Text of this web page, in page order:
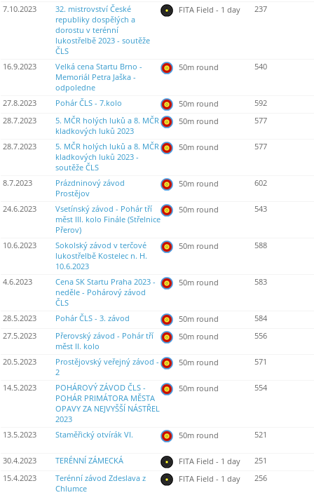
7.10.2023
32. mistrovství České
republiky dospělých a
dorostu v terénní
lukostřelbě 2023 - soutěže
ČLS
FITA Field - 1 day 237
16.9.2023
Velká cena Startu Brno -
Memoriál Petra Jaška -
odpoledne
50m round 540
27.8.2023 Pohár ČLS - 7.kolo 50m round
592
28.7.2023
5. MČR holých luků a 8. MČR
kladkových luků 2023
50m round 577
28.7.2023
5. MČR holých luků a 8. MČR
kladkových luků 2023 -
soutěže ČLS
50m round 577
8.7.2023
Prázdninový závod
Prostějov
50m round 602
24.6.2023
Vsetínský závod - Pohár tří
měst III. kolo Finále (Střelnice
Přerov)
50m round 543
10.6.2023
Sokolský závod v terčové
lukostřelbě Kostelec n. H.
10.6.2023
50m round 588
4.6.2023
Cena SK Startu Praha 2023 -
neděle - Pohárový závod
ČLS
50m round 583
28.5.2023 Pohár ČLS - 3. závod 50m round
584
27.5.2023
Přerovský závod - Pohár tří
měst II. kolo
50m round 556
20.5.2023
Prostějovský veřejný závod -
2
50m round 571
14.5.2023
POHÁROVÝ ZÁVOD ČLS -
POHÁR PRIMÁTORA MĚSTA
OPAVY ZA NEJVYŠŠÍ NÁSTŘEL
2023
50m round 554
13.5.2023 Staměřický otvírák VI. 50m round 521
30.4.2023 TERÉNNÍ ZÁMECKÁ FITA Field - 1 day
251
15.4.2023
Terénní závod Zdeslava z
Chlumce
FITA Field - 1 day 256